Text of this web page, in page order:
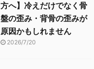
方へ】冷えだけでなく骨
盤の歪み・背骨の歪みが
原因かもしれません
2026/7/20